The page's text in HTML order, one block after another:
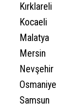
Kırklareli
Kocaeli
Malatya
Mersin
Nevşehir
Osmaniye
Samsun